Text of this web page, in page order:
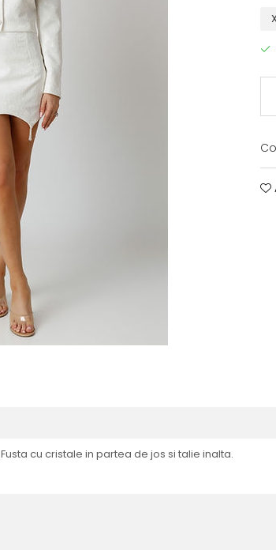
cu cristale in partea de jos si talie inalta.